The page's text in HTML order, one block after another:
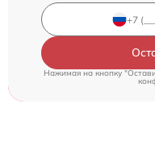
Нажимая на кнопку